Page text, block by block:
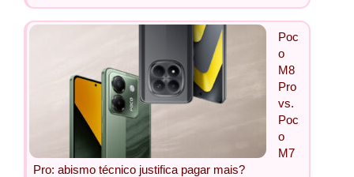
Poc
o
M8
Pro
vs.
Poc
o
M7
Pro: abismo técnico justifica pagar mais?